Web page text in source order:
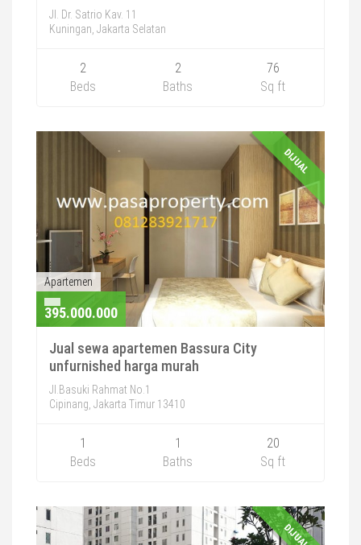
Jl. Dr. Satrio Kav. 11
Kuningan, Jakarta Selatan
2
Beds
2
Baths
76
Sq ft
DIJUAL
Apartemen
395.000.000
Jual sewa apartemen Bassura City
unfurnished harga murah
Jl.Basuki Rahmat No.1
Cipinang, Jakarta Timur 13410
1
Beds
1
Baths
20
Sq ft
DIJUAL